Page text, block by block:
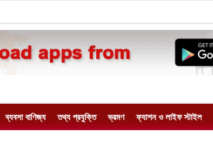
ব্যবসা বাণিজ্য তথ্য প্রযুক্তি ভ্রমণ ফ্যাশন ও লাইফ স্টাইল